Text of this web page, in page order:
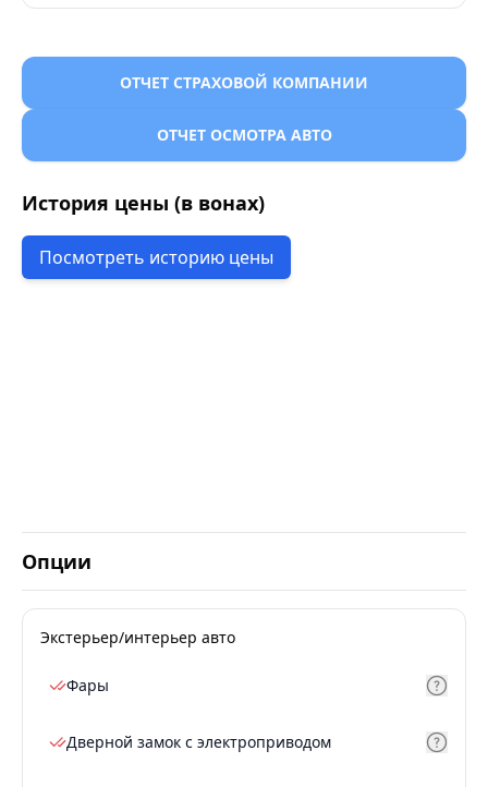
ОТЧЕТ СТРАХОВОЙ КОМПАНИИ
ОТЧЕТ ОСМОТРА АВТО
История цены (в вонах)
Посмотреть историю цены
Опции
Экстерьер/интерьер авто
Фары
Дверной замок с электроприводом